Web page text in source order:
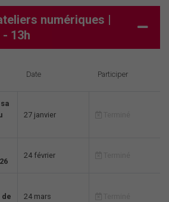
numériques |
13h
Date Participer
27 janvier
24 février
24 mars